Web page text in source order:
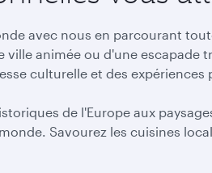
avec nous en parcourant
ville animée ou d'une
culturelle et des
de l'Europe aux
Savourez les cuisines